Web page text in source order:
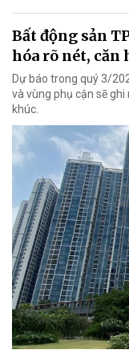
Bất động sản
hóa rõ nét, căn
Dự báo trong quý 3/
và vùng phụ cận sẽ
khúc.